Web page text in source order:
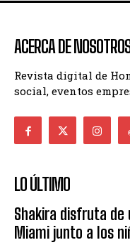
ACERCA DE
Revista digital de
social, eventos
LO ÚLTIMO
Shakira disfruta de
Miami junto a los